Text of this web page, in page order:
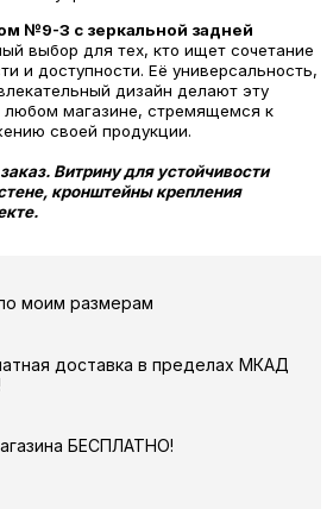
№9-3 с зеркальной задней
выбор для тех, кто ищет сочетание
и доступности. Её универсальность,
дизайн делают эту
магазине, стремящемся к
своей продукции.
Витрину для устойчивости
кронштейны крепления
моим размерам
доставка в пределах МКАД
БЕСПЛАТНО!